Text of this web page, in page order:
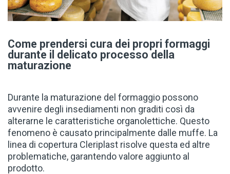
Come prendersi cura dei propri formaggi
durante il delicato processo della
maturazione
Durante la maturazione del formaggio possono
avvenire degli insediamenti non graditi così da
alterarne le caratteristiche organolettiche. Questo
fenomeno è causato principalmente dalle muffe. La
linea di copertura Cleriplast risolve questa ed altre
problematiche, garantendo valore aggiunto al
prodotto.